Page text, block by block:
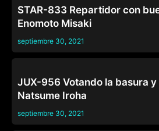
STAR-833 Repartidor con
Enomoto Misaki
septiembre 30, 2021
JUX-956 Votando la basura y
Natsume Iroha
septiembre 30, 2021